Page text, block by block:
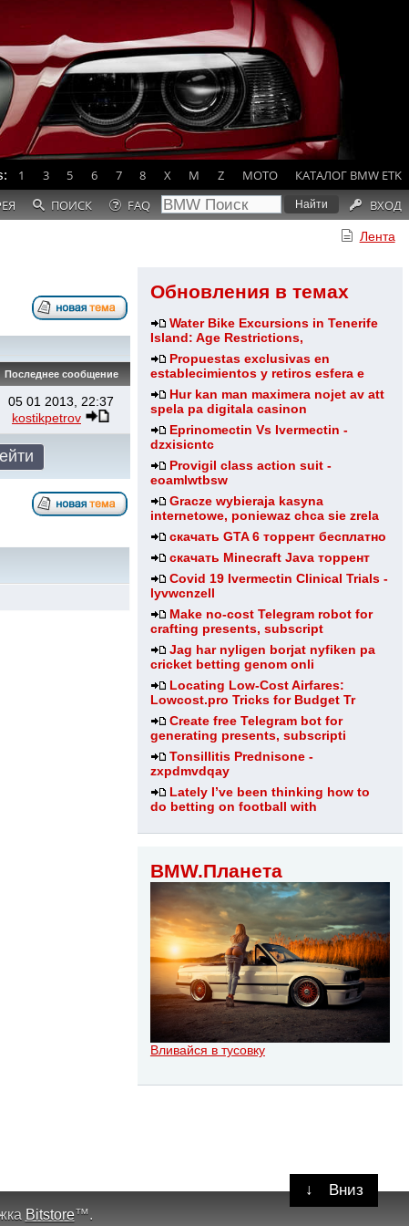
↓ Вниз
1 3 5 6 7 8 X M Z MOTO
КАТАЛОГ BMW ETK
ПОИСК FAQ ВХОД
Лента
Обновления в темах
Water Bike Excursions in Tenerife
Island: Age Restrictions,
Propuestas exclusivas en
establecimientos y retiros esfera e
Hur kan man maximera nojet av att
spela pa digitala casinon
Eprinomectin Vs Ivermectin -
dzxisicntc
Provigil class action suit -
eoamlwtbsw
Gracze wybieraja kasyna
internetowe, poniewaz chca sie zrela
скачать GTA 6 торрент бесплатно
скачать Minecraft Java торрент
Covid 19 Ivermectin Clinical Trials -
lyvwcnzell
Make no-cost Telegram robot for
crafting presents, subscript
Jag har nyligen borjat nyfiken pa
cricket betting genom onli
Locating Low-Cost Airfares:
Lowcost.pro Tricks for Budget Tr
Create free Telegram bot for
generating presents, subscripti
Tonsillitis Prednisone -
zxpdmvdqay
Lately I’ve been thinking how to
do betting on football with
BMW.Планета
Вливайся в тусовку
Последнее сообщение
05 01 2013, 22:37
kostikpetrov
Bitstore™.